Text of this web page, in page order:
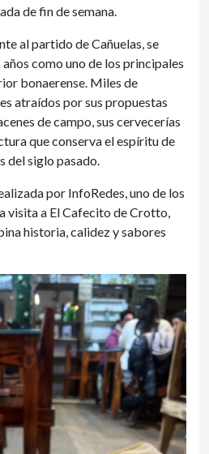
de fin de semana.
al partido de Cañuelas, se
como uno de los principales
bonaerense. Miles de
atraídos por sus propuestas
de campo, sus cervecerías
que conserva el espíritu de
del siglo pasado.
por InfoRedes, uno de los
visita a El Cafecito de Crotto,
historia, calidez y sabores